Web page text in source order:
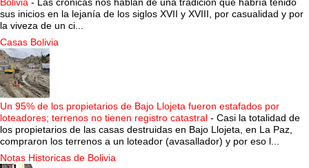
sus inicios en la lejanía de los siglos XVII y XVIII, por casualidad y por
la viveza de un ci...
Casas Bolivia
Un 95% de los propietarios de Bajo Llojeta fueron estafados por
loteadores; terrenos no tienen registro catastral - Casi la totalidad de
los propietarios de las casas destruidas en Bajo Llojeta, en La Paz,
compraron los terrenos a un loteador (avasallador) y por eso l...
Notas Historicas de Bolivia